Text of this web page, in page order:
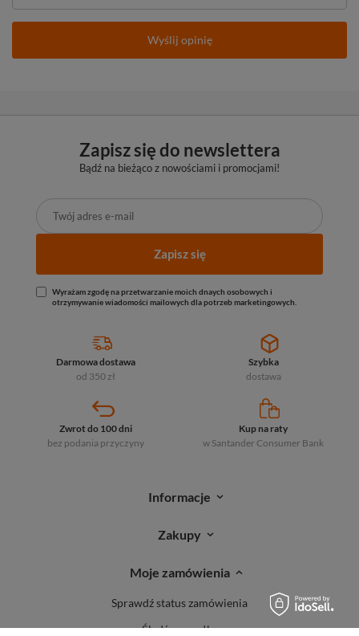
Wyślij opinię
Zapisz się do newslettera
Bądź na bieżąco z nowościami i promocjami!
Zapisz się
Wyrażam zgodę na przetwarzanie moich dnaych osobowych i
otrzymywanie wiadomości mailowych dla potrzeb marketingowych.
Darmowa dostawa
od 350 zł
Szybka
dostawa
Zwrot do 100 dni
bez podania przyczyny
Kup na raty
w Santander Consumer Bank
Informacje
Zakupy
Moje zamówienia
Sprawdź status zamówienia
Śledź przesyłkę